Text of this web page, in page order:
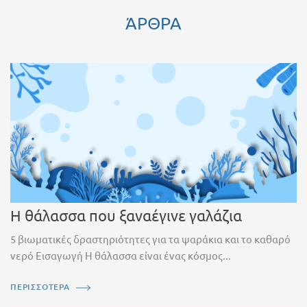
ΆΡΘΡΑ
Η θάλασσα που ξαναέγινε γαλάζια
5 βιωματικές δραστηριότητες για τα ψαράκια και το καθαρό
νερό Εισαγωγή Η θάλασσα είναι ένας κόσμος...
ΠΕΡΙΣΣΟΤΕΡΑ